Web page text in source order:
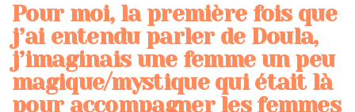
Pour moi, la première fois que
j’ai entendu parler de Doula,
j’imaginais une femme un peu
magique/mystique qui était là
pour accompagner les femmes